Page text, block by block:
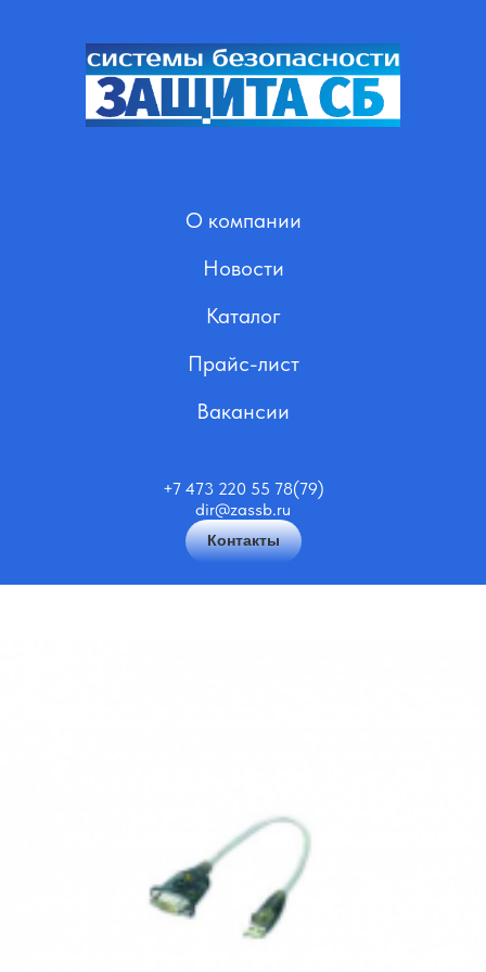
О компании
Новости
Каталог
Прайс-лист
Вакансии
+7 473 220 55 78(79)
dir@zassb.ru
Контакты